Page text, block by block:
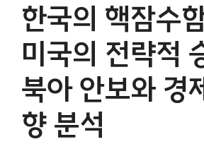
한국의 핵잠수
미국의 전략적
북아 안보와 경
향 분석